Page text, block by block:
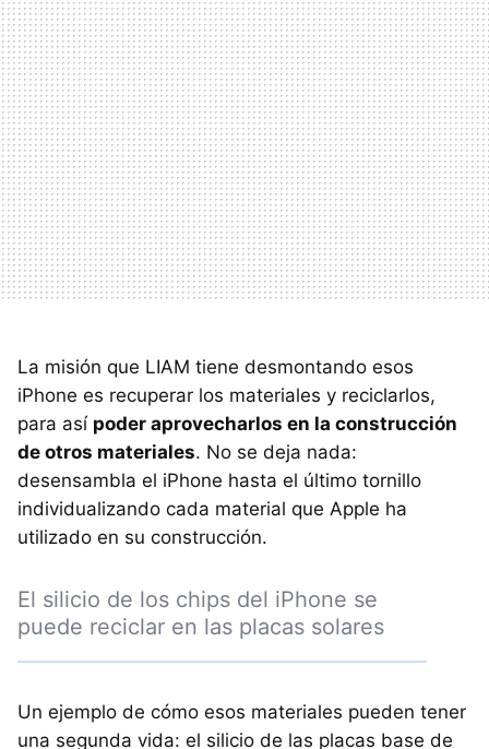
La misión que LIAM tiene desmontando esos
iPhone es recuperar los materiales y reciclarlos,
para así poder aprovecharlos en la construcción
de otros materiales. No se deja nada:
desensambla el iPhone hasta el último tornillo
individualizando cada material que Apple ha
utilizado en su construcción.
El silicio de los chips del iPhone se
puede reciclar en las placas solares
Un ejemplo de cómo esos materiales pueden tener
una segunda vida: el silicio de las placas base de